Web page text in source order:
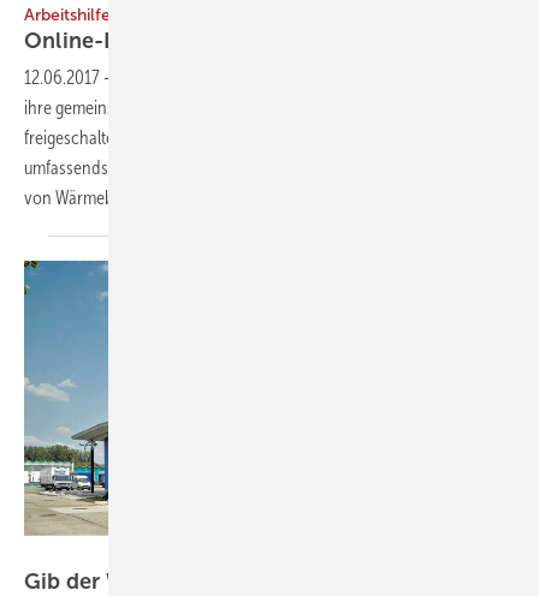
Arbeitshilfe
Online-Datenbank für
12.06.2017 -
ihre gemeinsame Internet-Plattform wärmebrücken-online.de
freigeschaltet. Damit steht Architekten und Planern die bisher
umfassendste Datenbank bereits berechneter Konstruktionsdetails
von Wärmebrücken zur
Gib der Wärmebrücke einen